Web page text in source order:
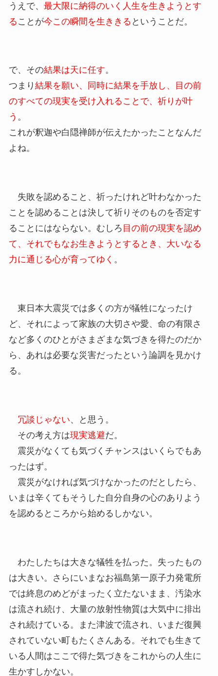
うえで、 最大限に納得のいく人生を生きようとす
る ことが今この瞬間を生ききる ということだ。
で、その結果は天に任す。
つまり 結果を願い、同時に結果を手放し、目の前
のすべての現実を受け入れることで、祈りが叶
う 。
これが釈迦や白隠禅師が伝えたかったことなんだ
よね。
失敗を認めること、祈ったけれど叶わなかった
ことを認めることは決して祈りそのものを否定す
ることにはならない。むしろ 目の前の現実を認め
て、それでもなお生きようとするとき、大いなる
力に通じる心が育ってゆく 。
東日本大震災では多くの方が犠牲になったけ
ど、それによって家族の大切さや愛、命の有限さ
など多くのひとがさまざまな気づきを得たのだか
ら、あれは必要な災害だったという論調を見かけ
る。
冗談じゃない、と思う。
その考え方は現実逃避だ。
震災がなくても気づくチャンスはいくらでもあ
ったはず。
震災がなければ気づけなかったのだとしたら、
いまは辛くてもそうした自分自身の心のありよう
を認めるところから始めるしかない。
わたしたちは大きな犠牲を払った。失ったもの
は大きい。さらにいまなお福島第一原子力発電所
では終息のめどがまったく立たないまま、汚染水
は流され続け、大量の放射性物質は大気中に排出
され続けている。また津波で流され、いまだ復興
されていない町もたくさんある。それでも生きて
いる人間はここで得た気づきをこれからの人生に
生かすしかない。